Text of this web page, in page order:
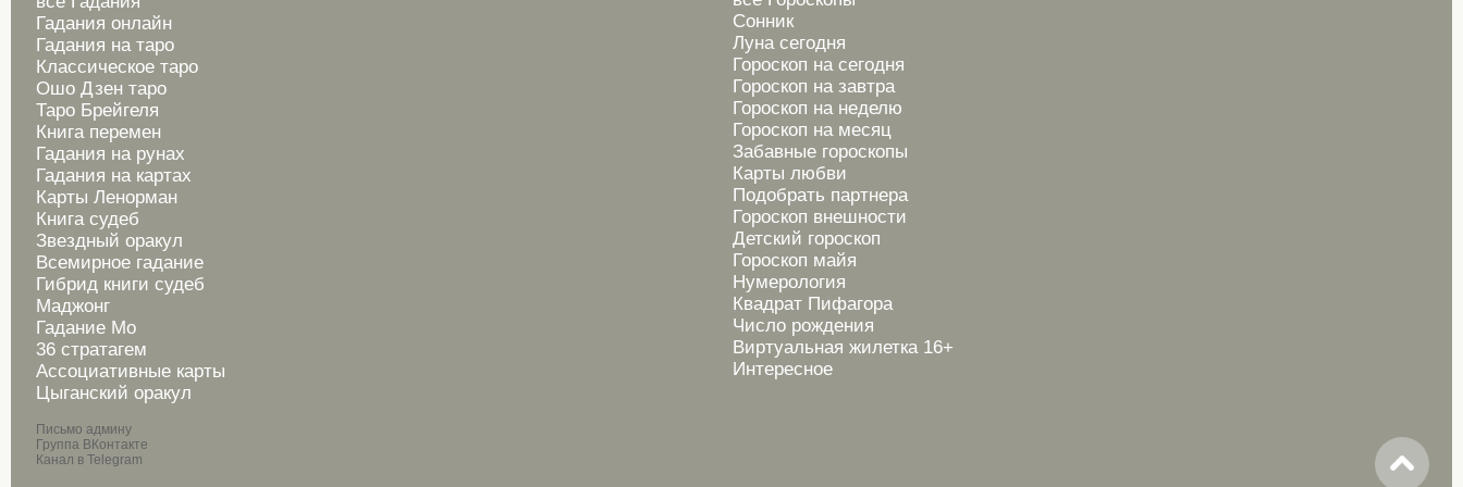
Гадания онлайн
Гадания на таро
Классическое таро
Ошо Дзен таро
Таро Брейгеля
Книга перемен
Гадания на рунах
Гадания на картах
Карты Ленорман
Книга судеб
Звездный оракул
Всемирное гадание
Гибрид книги судеб
Маджонг
Гадание Мо
36 стратагем
Ассоциативные карты
Цыганский оракул
Письмо админу
Группа ВКонтакте
Канал в Telegram
Сонник
Луна сегодня
Гороскоп на сегодня
Гороскоп на завтра
Гороскоп на неделю
Гороскоп на месяц
Забавные гороскопы
Карты любви
Подобрать партнера
Гороскоп внешности
Детский гороскоп
Гороскоп майя
Нумерология
Квадрат Пифагора
Число рождения
Виртуальная жилетка 16+
Интересное